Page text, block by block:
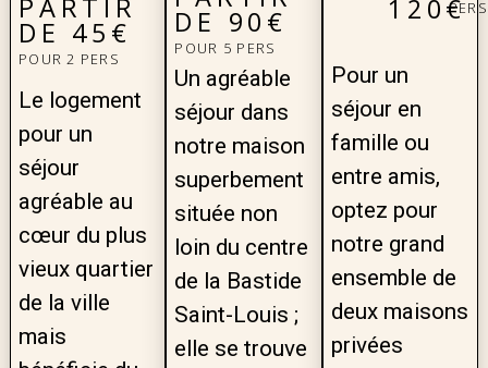
PARTIR
DE 45€
POUR 2 PERS
Le logement
pour un
séjour
agréable au
cœur du plus
vieux quartier
de la ville
mais
DE 90€
POUR 5 PERS
Un agréable
séjour dans
notre maison
superbement
située non
loin du centre
de la Bastide
Saint-Louis ;
elle se trouve
120€PERS
Pour un
séjour en
famille ou
entre amis,
optez pour
notre grand
ensemble de
deux maisons
privées